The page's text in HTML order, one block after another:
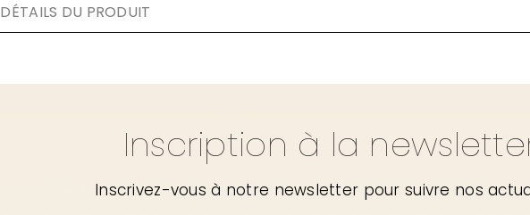
DÉTAILS DU PRODUIT
Inscription à la
Inscrivez-vous à notre newsletter pour suivre nos